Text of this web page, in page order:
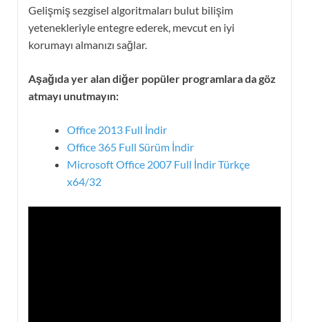
Gelişmiş sezgisel algoritmaları bulut bilişim
yetenekleriyle entegre ederek, mevcut en iyi
korumayı almanızı sağlar.
Aşağıda yer alan diğer popüler programlara da göz
atmayı unutmayın:
Office 2013 Full İndir
Office 365 Full Sürüm İndir
Microsoft Office 2007 Full İndir Türkçe
x64/32